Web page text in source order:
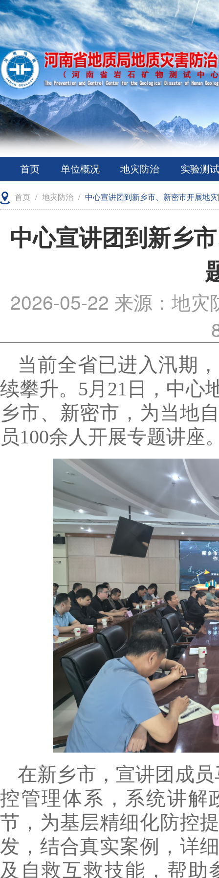
首页 单位概况 地灾防治 实验测试
首页 / 地灾防治 / 中心宣讲团到新乡市、新密市开展地
中心宣讲团到新乡
2026-05-22 来源：地灾
当前全省已进入汛期
续攀升。5月21日，中心
乡市、新密市，为当地
员100余人开展专题讲座
在新乡市，宣讲团成
控管理体系，系统讲解
节，为基层精细化防控
发，结合真实案例，详
及自救互救技能，帮助